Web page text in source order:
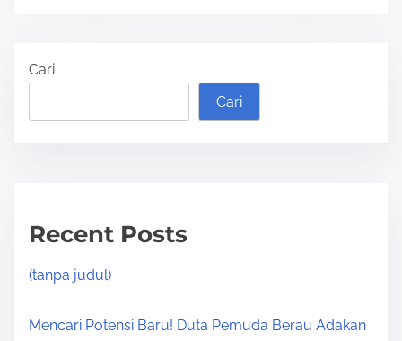
Cari
Cari
Recent Posts
(tanpa judul)
Mencari Potensi Baru! Duta Pemuda Berau Adakan